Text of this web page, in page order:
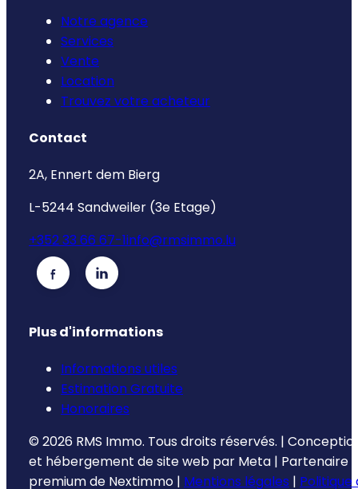
Notre agence
Services
Vente
Location
Trouvez votre acheteur
Contact
2A, Ennert dem Bierg
L-5244 Sandweiler (3e Etage)
+352 33 66 67-1info@rmsimmo.lu
Plus d'informations
Informations utiles
Estimation Gratuite
Honoraires
© 2026 RMS Immo. Tous droits réservés. |
et hébergement de site web par Meta | Partenaire
premium de Nextimmo | Mentions légales | Politique